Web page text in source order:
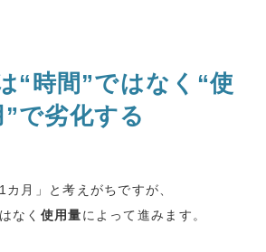
“時間 ”ではなく “使
”で劣化する
1カ月」と考えがちですが、
なく 使用量によって進みます。